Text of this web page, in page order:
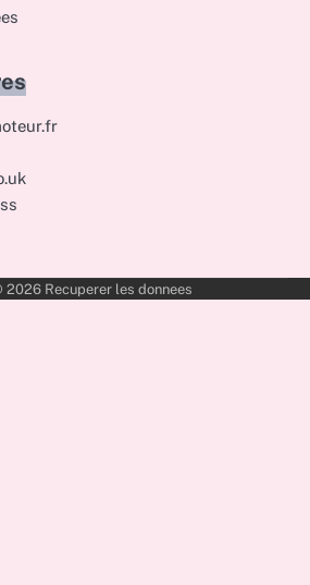
2026 Recuperer les donnees